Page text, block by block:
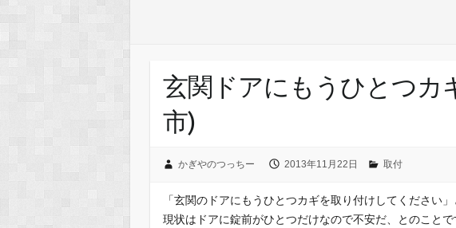
玄関ドアにもうひとつカ
市)
かぎやのつっちー 2013年11月22日 取付
「玄関のドアにもうひとつカギを取り付けしてください
現状はドアに錠前がひとつだけなので不安だ、とのことで